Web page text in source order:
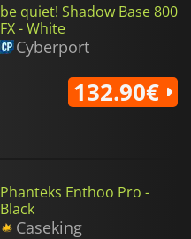
be quiet! Shadow Base 800
FX - White
Cyberport
132.90€
Phanteks Enthoo Pro -
Black
Caseking